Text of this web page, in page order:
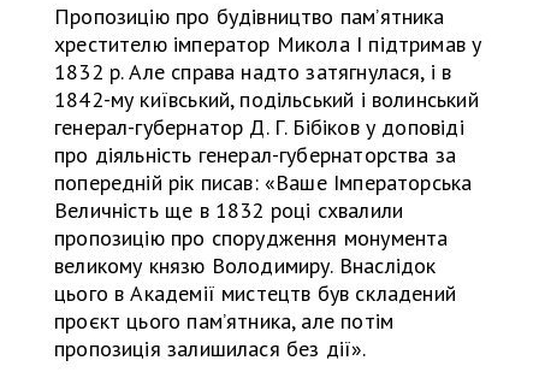
Пропозицію про будівництво памʼятника
хрестителю імператор Микола I підтримав у
1832 р. Але справа надто затягнулася, і в
1842-му київський, подільський і волинський
генерал-губернатор Д. Г. Бібіков у доповіді
про діяльність генерал-губернаторства за
попередній рік писав: «Ваше Імператорська
Величність ще в 1832 році схвалили
пропозицію про спорудження монумента
великому князю Володимиру. Внаслідок
цього в Академії мистецтв був складений
проєкт цього памʼятника, але потім
пропозиція залишилася без дії».